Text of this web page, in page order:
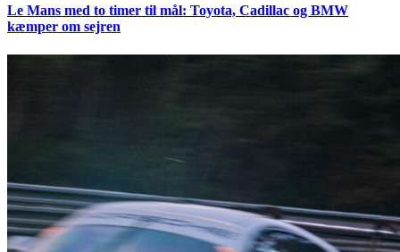
Le Mans med to timer til mål: Toyota, Cadillac og BMW
kæmper om sejren